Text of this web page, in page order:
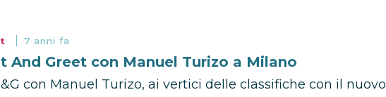
7 anni fa
And Greet con Manuel Turizo a Milano
con Manuel Turizo, ai vertici delle classifiche con il nuovo